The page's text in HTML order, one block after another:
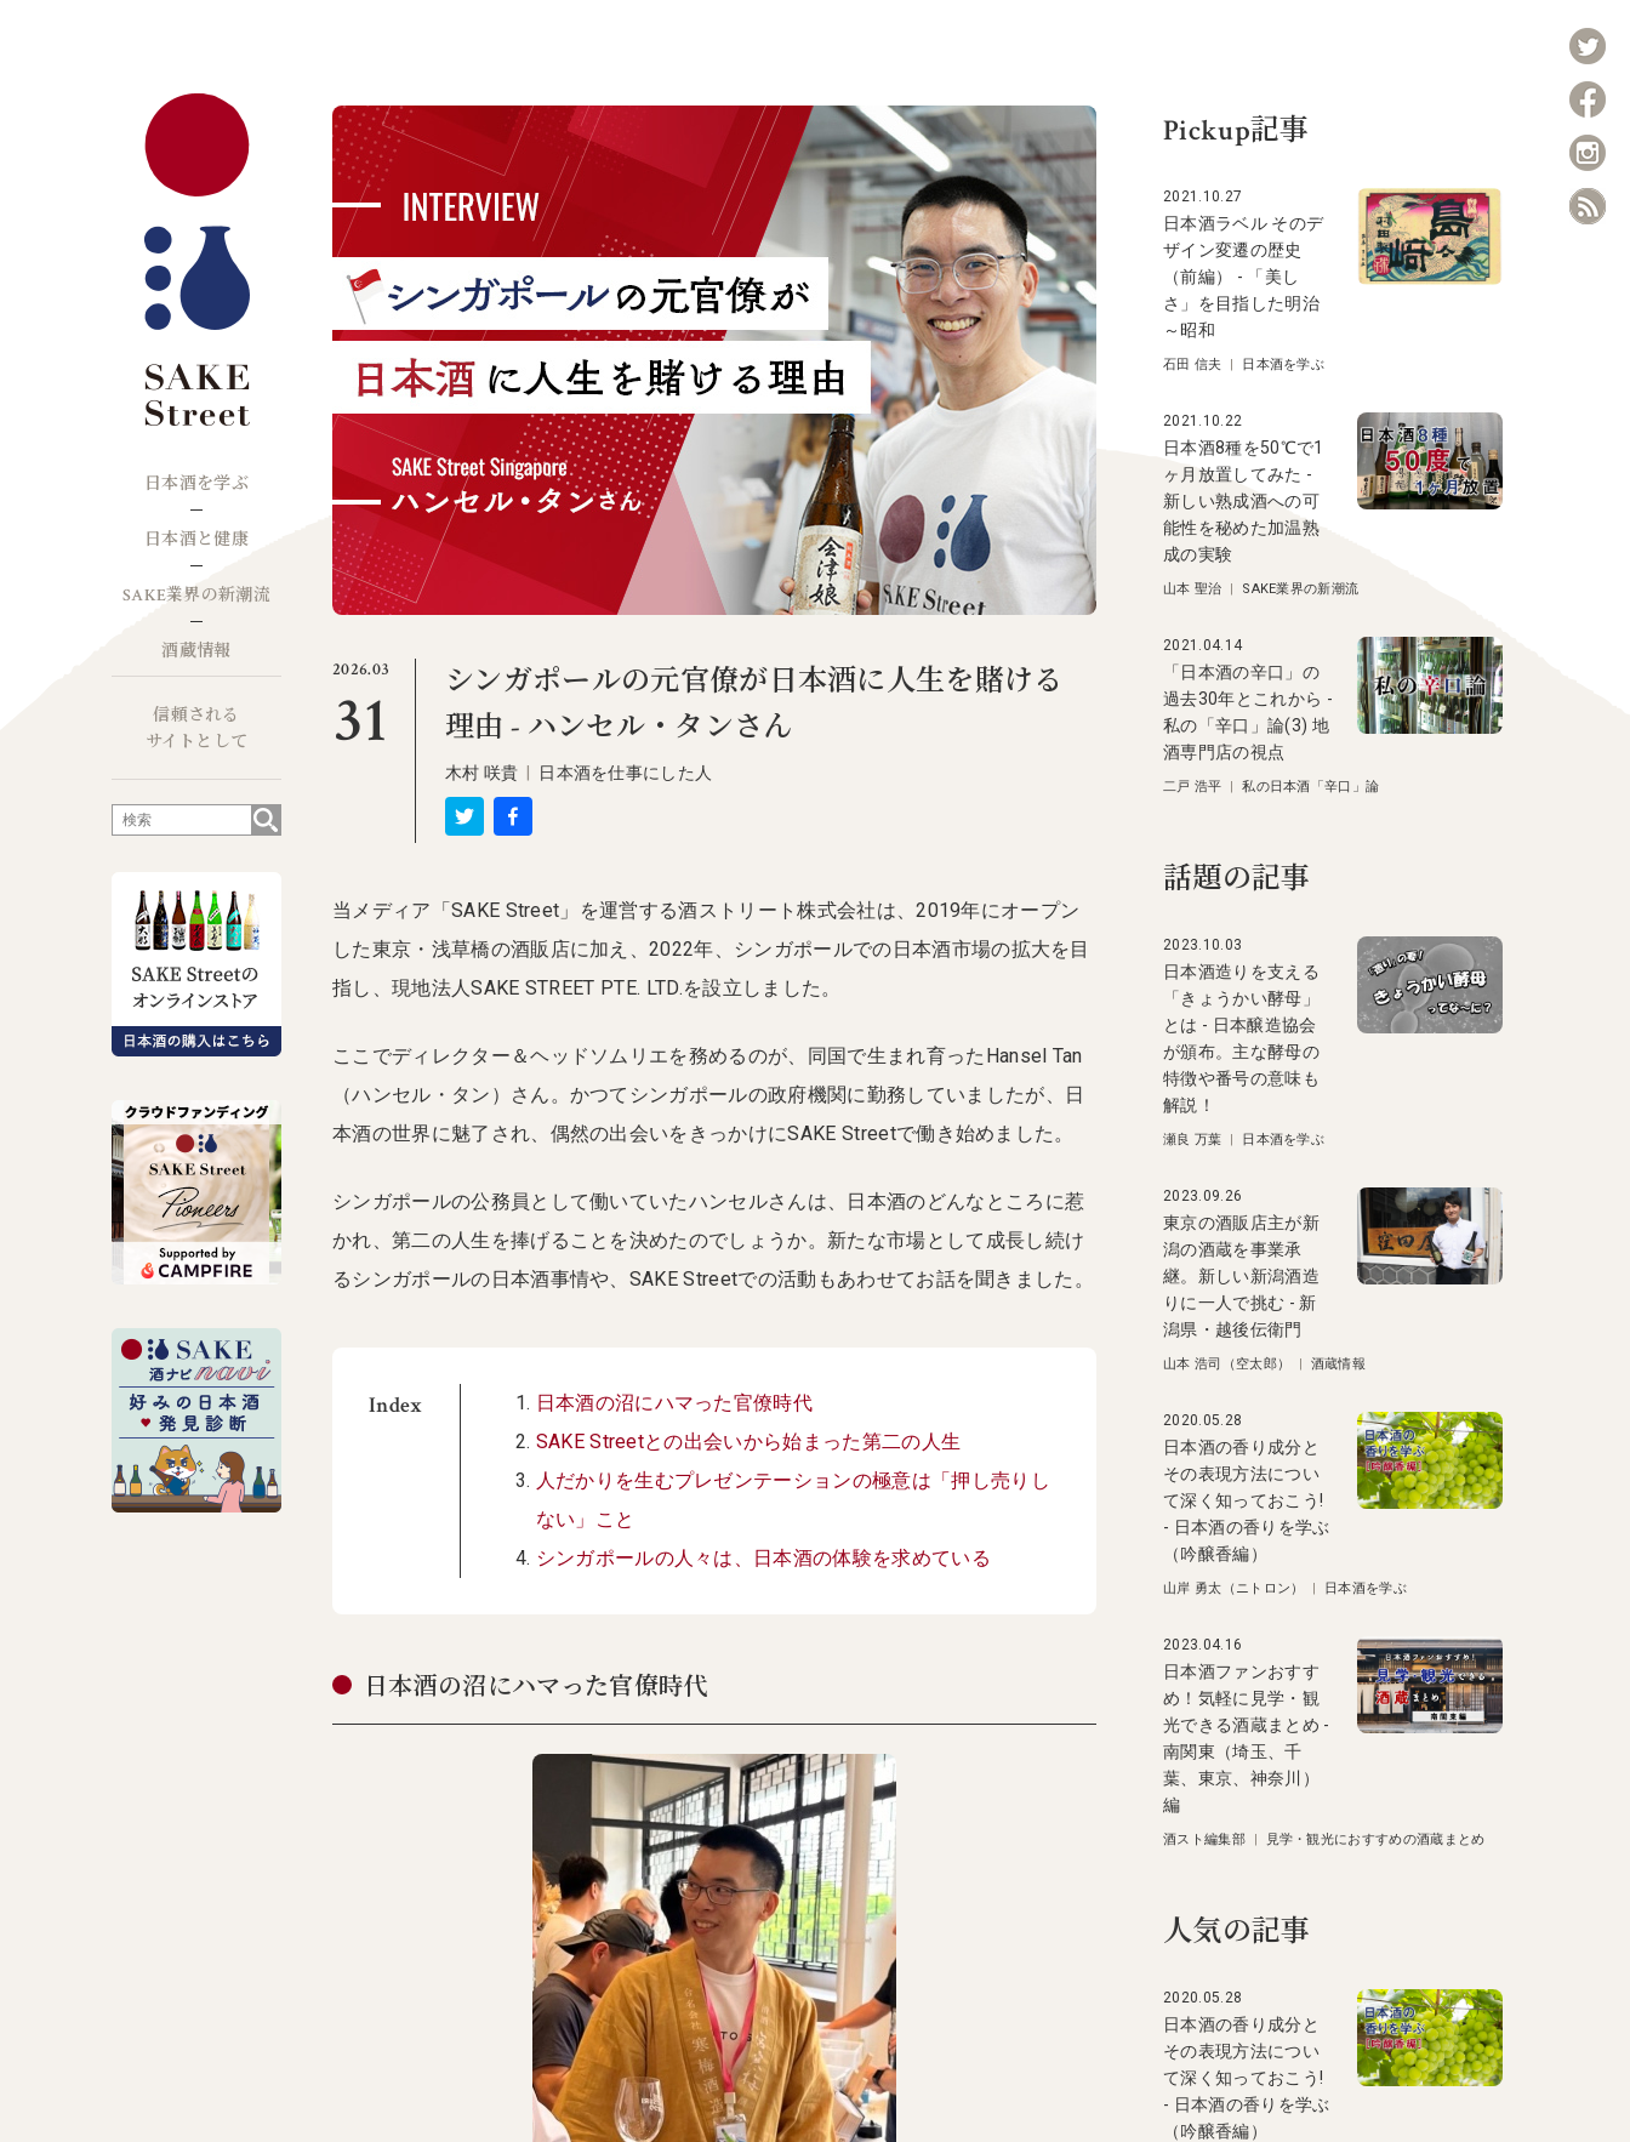
日本酒を学ぶ
日本酒と健康
SAKE業界の新潮流
酒蔵情報
信頼される
サイトとして
2026.03
31
シンガポールの元官僚が日本酒に人生を賭ける
理由 - ハンセル・タンさん
木村 咲貴 日本酒を仕事にした人
当メディア「SAKE Street」を運営する酒ストリート株式会社は、2019年にオープン
した東京・浅草橋の酒販店に加え、2022年、シンガポールでの日本酒市場の拡大を目
指し、現地法人SAKE STREET PTE. LTD.を設立しました。
ここでディレクター＆ヘッドソムリエを務めるのが、同国で生まれ育ったHansel Tan
（ハンセル・タン）さん。かつてシンガポールの政府機関に勤務していましたが、日
本酒の世界に魅了され、偶然の出会いをきっかけにSAKE Streetで働き始めました。
シンガポールの公務員として働いていたハンセルさんは、日本酒のどんなところに惹
かれ、第二の人生を捧げることを決めたのでしょうか。新たな市場として成長し続け
るシンガポールの日本酒事情や、SAKE Streetでの活動もあわせてお話を聞きました。
Index
日本酒の沼にハマった官僚時代
SAKE Streetとの出会いから始まった第二の人生
人だかりを生むプレゼンテーションの極意は「押し売りし
ない」こと
シンガポールの人々は、日本酒の体験を求めている
日本酒の沼にハマった官僚時代
Pickup記事
2021.10.27
日本酒ラベル そのデ
ザイン変遷の歴史
（前編） - 「美し
さ」を目指した明治
～昭和
石田 信夫 | 日本酒を学ぶ
2021.10.22
日本酒8種を50℃で1
ヶ月放置してみた -
新しい熟成酒への可
能性を秘めた加温熟
成の実験
山本 聖治 | SAKE業界の新潮流
2021.04.14
「日本酒の辛口」の
過去30年とこれから -
私の「辛口」論(3) 地
酒専門店の視点
二戸 浩平 |私の日本酒「辛口」論
話題の記事
2023.10.03
日本酒造りを支える
「きょうかい酵母」
とは - 日本醸造協会
が頒布。主な酵母の
特徴や番号の意味も
解説！
瀬良 万葉 | 日本酒を学ぶ
2023.09.26
東京の酒販店主が新
潟の酒蔵を事業承
継。新しい新潟酒造
りに一人で挑む - 新
潟県・越後伝衛門
山本 浩司（空太郎） | 酒蔵情報
2020.05.28
日本酒の香り成分と
その表現方法につい
て深く知っておこう!
- 日本酒の香りを学ぶ
（吟醸香編）
山岸 勇太（ニトロン） | 日本酒を学ぶ
2023.04.16
日本酒ファンおすす
め！気軽に見学・観
光できる酒蔵まとめ -
南関東（埼玉、千
葉、東京、神奈川）
編
酒スト編集部| 見学・観光におすすめの酒蔵まとめ
人気の記事
2020.05.28
日本酒の香り成分と
その表現方法につい
て深く知っておこう!
- 日本酒の香りを学ぶ
（吟醸香編）